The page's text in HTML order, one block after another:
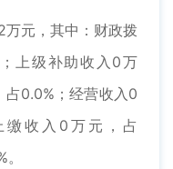
元，其中：财政拨
上级补助收入0万
0.0%；经营收入0
缴收入0万元，占